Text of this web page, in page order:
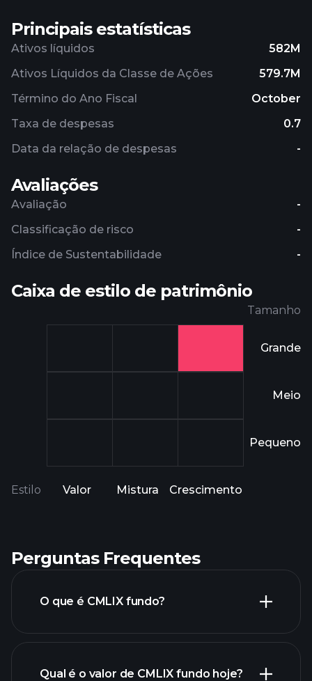
Principais estatísticas
Ativos líquidos
582M
Ativos Líquidos da Classe de Ações
579.7M
Término do Ano Fiscal
October
Taxa de despesas
0.7
Data da relação de despesas
-
Avaliações
Avaliação
-
Classificação de risco
-
Índice de Sustentabilidade
-
Caixa de estilo de patrimônio
Tamanho
Grande
Meio
Pequeno
Estilo Valor Mistura Crescimento
Perguntas Frequentes
O que é CMLIX fundo?
Qual é o valor de CMLIX fundo hoje?